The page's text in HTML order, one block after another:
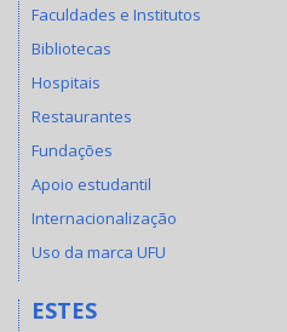
Faculdades e Institutos
Bibliotecas
Hospitais
Restaurantes
Fundações
Apoio estudantil
Internacionalização
Uso da marca UFU
ESTES